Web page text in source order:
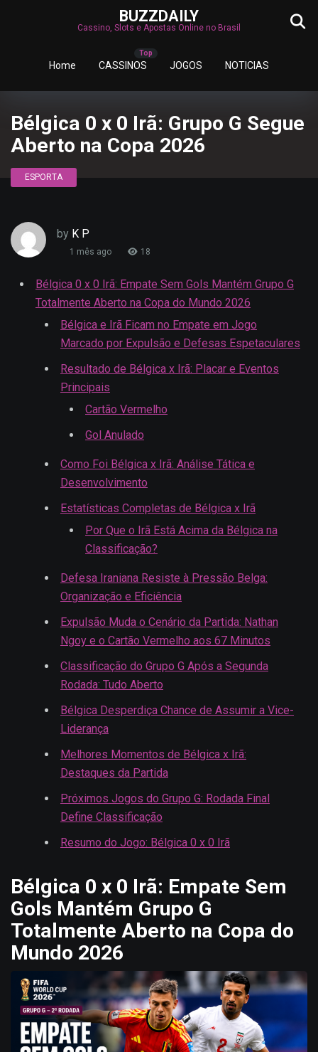
BUZZDAILY
Cassino, Slots e Apostas Online no Brasil
Home CASSINOS JOGOS NOTICIAS
Bélgica 0 x 0 Irã: Grupo G Segue
Aberto na Copa 2026
ESPORTA
by K P
1 mês ago 18
Bélgica 0 x 0 Irã: Empate Sem Gols Mantém Grupo G
Totalmente Aberto na Copa do Mundo 2026
Bélgica e Irã Ficam no Empate em Jogo
Marcado por Expulsão e Defesas Espetaculares
Resultado de Bélgica x Irã: Placar e Eventos
Principais
Cartão Vermelho
Gol Anulado
Como Foi Bélgica x Irã: Análise Tática e
Desenvolvimento
Estatísticas Completas de Bélgica x Irã
Por Que o Irã Está Acima da Bélgica na
Classificação?
Defesa Iraniana Resiste à Pressão Belga:
Organização e Eficiência
Expulsão Muda o Cenário da Partida: Nathan
Ngoy e o Cartão Vermelho aos 67 Minutos
Classificação do Grupo G Após a Segunda
Rodada: Tudo Aberto
Bélgica Desperdiça Chance de Assumir a Vice-
Liderança
Melhores Momentos de Bélgica x Irã:
Destaques da Partida
Próximos Jogos do Grupo G: Rodada Final
Define Classificação
Resumo do Jogo: Bélgica 0 x 0 Irã
Bélgica 0 x 0 Irã: Empate Sem
Gols Mantém Grupo G
Totalmente Aberto na Copa do
Mundo 2026